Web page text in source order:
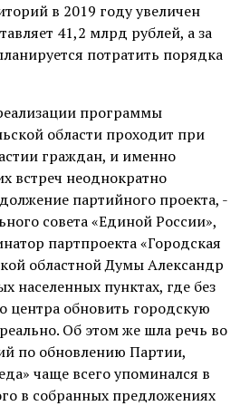
в 2019 году увеличен
41,2 млрд рублей, а за
потратить порядка
программы
области проходит при
граждан, и именно
встреч неоднократно
партийного проекта, -
совета «Единой России»,
партпроекта «Городская
областной Думы Александр
населенных пунктах, где без
обновить городскую
Об этом же шла речь во
по обновлению Партии,
чаще всего упоминался в
в собранных предложениях